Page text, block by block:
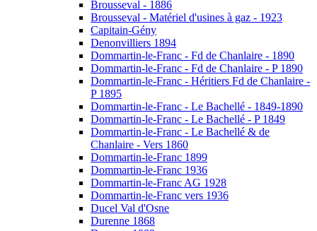
Brousseval - 1886
Brousseval - Matériel d'usines à gaz - 1923
Capitain-Gény
Denonvilliers 1894
Dommartin-le-Franc - Fd de Chanlaire - 1890
Dommartin-le-Franc - Fd de Chanlaire - P 1890
Dommartin-le-Franc - Héritiers Fd de Chanlaire -
P 1895
Dommartin-le-Franc - Le Bachellé - 1849-1890
Dommartin-le-Franc - Le Bachellé - P 1849
Dommartin-le-Franc - Le Bachellé & de
Chanlaire - Vers 1860
Dommartin-le-Franc 1899
Dommartin-le-Franc 1936
Dommartin-le-Franc AG 1928
Dommartin-le-Franc vers 1936
Ducel Val d'Osne
Durenne 1868